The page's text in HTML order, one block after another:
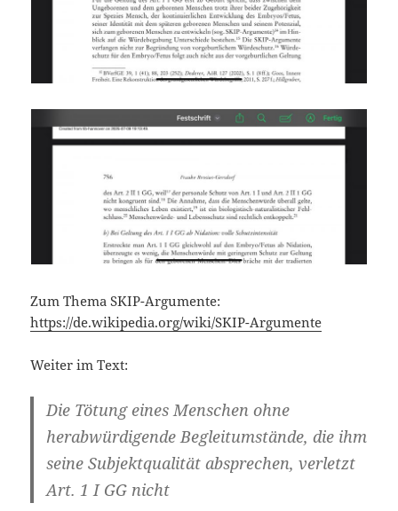
Zum Thema SKIP-Argumente:
https://de.wikipedia.org/wiki/SKIP-Argumente
Weiter im Text:
Die Tötung eines Menschen ohne
herabwürdigende Begleitumstände, die ihm
seine Subjektqualität absprechen, verletzt
Art. 1 I GG nicht